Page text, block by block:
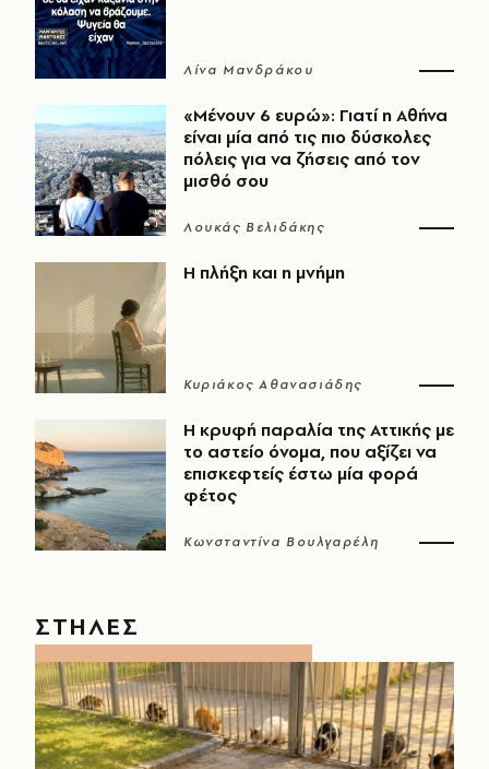
Λίνα Μανδράκου
«Μένουν 6 ευρώ»: Γιατί η Αθήνα
είναι μία από τις πιο δύσκολες
πόλεις για να ζήσεις από τον
μισθό σου
Λουκάς Βελιδάκης
Η πλήξη και η μνήμη
Κυριάκος Αθανασιάδης
Η κρυφή παραλία της Αττικής με
το αστείο όνομα, που αξίζει να
επισκεφτείς έστω μία φορά
φέτος
Κωνσταντίνα Βουλγαρέλη
ΣΤΗΛΕΣ